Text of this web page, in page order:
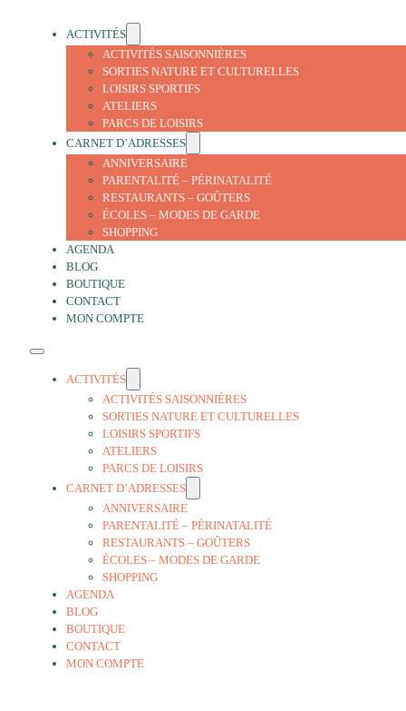
ACTIVITÉS
ACTIVITÉS SAISONNIÈRES
SORTIES NATURE ET CULTURELLES
LOISIRS SPORTIFS
ATELIERS
PARCS DE LOISIRS
CARNET D’ADRESSES
ANNIVERSAIRE
PARENTALITÉ – PÉRINATALITÉ
RESTAURANTS – GOÛTERS
ÉCOLES – MODES DE GARDE
SHOPPING
AGENDA
BLOG
BOUTIQUE
CONTACT
MON COMPTE
ACTIVITÉS
ACTIVITÉS SAISONNIÈRES
SORTIES NATURE ET CULTURELLES
LOISIRS SPORTIFS
ATELIERS
PARCS DE LOISIRS
CARNET D’ADRESSES
ANNIVERSAIRE
PARENTALITÉ – PÉRINATALITÉ
RESTAURANTS – GOÛTERS
ÉCOLES – MODES DE GARDE
SHOPPING
AGENDA
BLOG
BOUTIQUE
CONTACT
MON COMPTE